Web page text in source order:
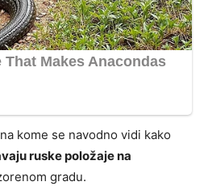
kome se navodno vidi kako
ruske položaje na
gradu.